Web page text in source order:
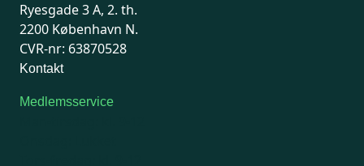
Ryesgade 3 A, 2. th.
2200 København N.
CVR-nr: 63870528
Kontakt
Medlemsservice